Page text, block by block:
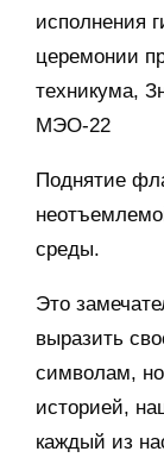
исполнения
церемонии
техникума,
МЭО-22
Поднятие
среды.
Это
выразить
символам,
историей,
каждый из